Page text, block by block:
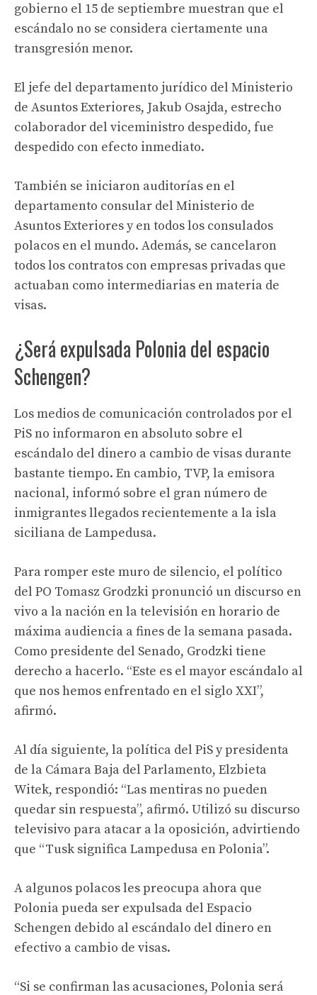
gobierno el 15 de septiembre muestran que el
escándalo no se considera ciertamente una
transgresión menor.
El jefe del departamento jurídico del Ministerio
de Asuntos Exteriores, Jakub Osajda, estrecho
colaborador del viceministro despedido, fue
despedido con efecto inmediato.
También se iniciaron auditorías en el
departamento consular del Ministerio de
Asuntos Exteriores y en todos los consulados
polacos en el mundo. Además, se cancelaron
todos los contratos con empresas privadas que
actuaban como intermediarias en materia de
visas.
¿Será expulsada Polonia del espacio
Schengen?
Los medios de comunicación controlados por el
PiS no informaron en absoluto sobre el
escándalo del dinero a cambio de visas durante
bastante tiempo. En cambio, TVP, la emisora ​​
nacional, informó sobre el gran número de
inmigrantes llegados recientemente a la isla
siciliana de Lampedusa.
Para romper este muro de silencio, el político
del PO Tomasz Grodzki pronunció un discurso en
vivo a la nación en la televisión en horario de
máxima audiencia a fines de la semana pasada.
Como presidente del Senado, Grodzki tiene
derecho a hacerlo. “Este es el mayor escándalo al
que nos hemos enfrentado en el siglo XXI”,
afirmó.
Al día siguiente, la política del PiS y presidenta
de la Cámara Baja del Parlamento, Elzbieta
Witek, respondió: “Las mentiras no pueden
quedar sin respuesta”, afirmó. Utilizó su discurso
televisivo para atacar a la oposición, advirtiendo
que “Tusk significa Lampedusa en Polonia”.
A algunos polacos les preocupa ahora que
Polonia pueda ser expulsada del Espacio
Schengen debido al escándalo del dinero en
efectivo a cambio de visas.
“Si se confirman las acusaciones, Polonia será